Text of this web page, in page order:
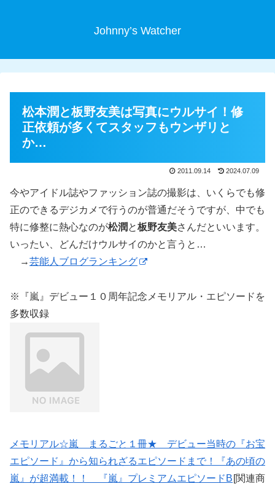
Johnny’s Watcher
松本潤と板野友美は写真にウルサイ！修
正依頼が多くてスタッフもウンザリと
か…
2011.09.14 2024.07.09
今やアイドル誌やファッション誌の撮影は、いくらでも修
正のできるデジカメで行うのが普通だそうですが、中でも
特に修整に熱心なのが松潤と板野友美さんだといいます。
いったい、どんだけウルサイのかと言うと…
→芸能人ブログランキング
※『嵐』デビュー１０周年記念メモリアル・エピソードを
多数収録
メモリアル☆嵐 まるごと１冊★ デビュー当時の『お宝
エピソード』から知られざるエピソードまで！『あの頃の
嵐』が超満載！！ 『嵐』プレミアムエピソードB [関連商